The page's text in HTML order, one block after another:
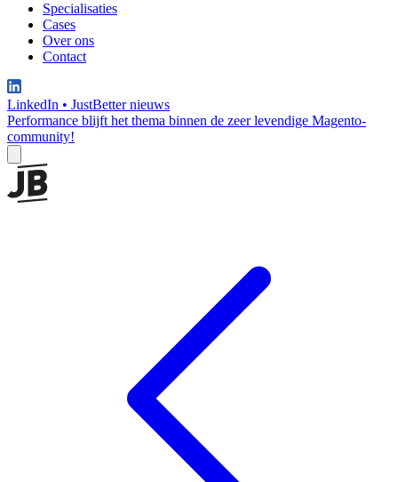
Specialisaties
Cases
Over ons
Contact
LinkedIn • JustBetter nieuws
Performance blijft het thema binnen de zeer levendige Magento-
community!